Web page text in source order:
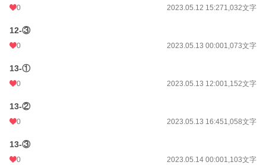
0 2023.05.12 15:271,032文字
12-③
0 2023.05.13 00:001,073文字
13-①
0 2023.05.13 12:001,152文字
13-②
0 2023.05.13 16:451,058文字
13-③
0 2023.05.14 00:001,103文字